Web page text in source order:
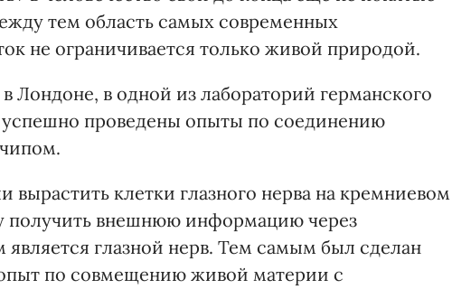
тем область самых современных
не ограничивается только живой природой.
Лондоне, в одной из лабораторий германского
проведены опыты по соединению
вырастить клетки глазного нерва на кремниевом
получить внешнюю информацию через
глазной нерв. Тем самым был сделан
по совмещению живой материи с